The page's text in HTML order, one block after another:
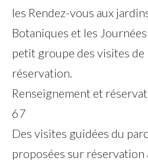
les Rendez-vous aux
Botaniques et les
petit groupe des visites
réservation.
Renseignement et
67
Des visites guidées du
proposées sur